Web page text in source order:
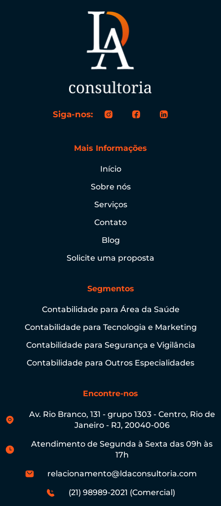
Siga-nos:
Mais Informações
Início
Sobre nós
Serviços
Contato
Blog
Solicite uma proposta
Segmentos
Contabilidade para Área da Saúde
Contabilidade para Tecnologia e Marketing
Contabilidade para Segurança e Vigilância
Contabilidade para Outros Especialidades
Encontre-nos
Av. Rio Branco, 131 - grupo 1303 - Centro, Rio de
Janeiro - RJ, 20040-006
Atendimento de Segunda à Sexta das 09h às
17h
relacionamento@ldaconsultoria.com
(21) 98989-2021 (Comercial)